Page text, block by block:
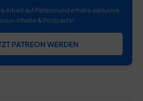
Arbeit auf Patreon und erhalte exklusive
Inhalte & Podcasts!
PATREON WERDEN